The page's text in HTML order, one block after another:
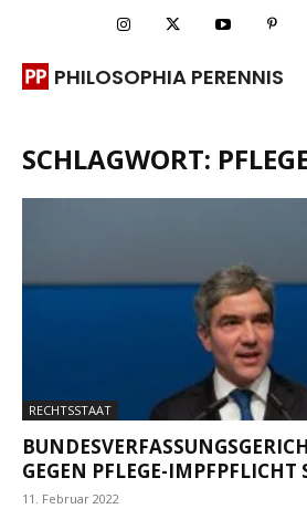
PHILOSOPHIA PERENNIS
SCHLAGWORT:
RECHTSSTAAT
GEGEN PFLEGE-IMPFPFLICHT
11. Februar 2022